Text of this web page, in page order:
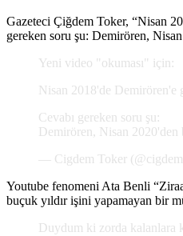
Gazeteci Çiğdem Toker, “Nisan
gereken soru şu: Demirören,
Yeni video "okuması" için:
Nisan 2018'de Demirören'e
Cevabı gereken soru şu:
Demirören, Nisan 2020'den
— Cigdem Toker
Youtube fenomeni Ata Benli
buçuk yıldır işini yapamayan bir
Duydum ki zorda kalanlara